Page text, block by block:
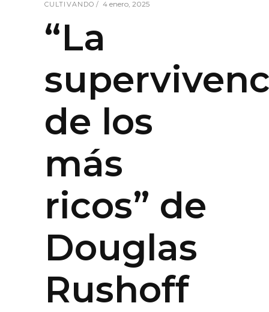
CULTIVANDO 4 enero, 2025
“La
de los
más
ricos” de
Douglas
Rushoff